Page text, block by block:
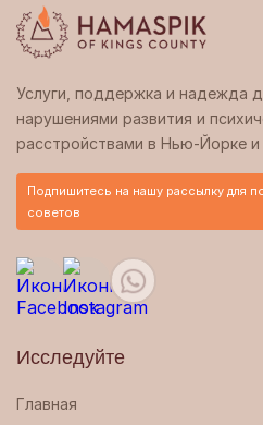
Услуги, поддержка и надежда
нарушениями развития и
расстройствами в Нью-Йорке
Подпишитесь на нашу рассылку для
советов
Исследуйте
Главная